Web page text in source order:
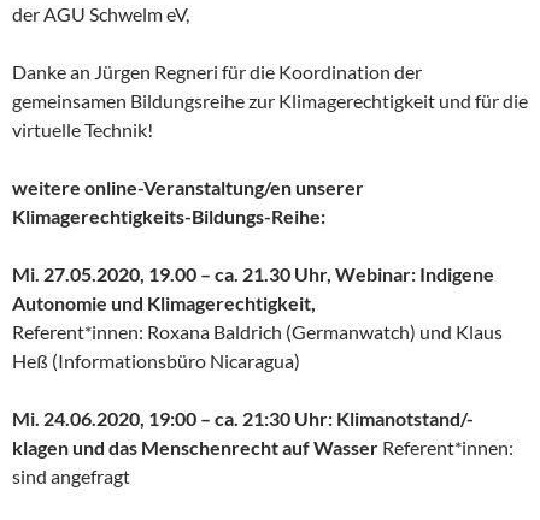
der AGU Schwelm eV,
Danke an Jürgen Regneri für die Koordination der
gemeinsamen Bildungsreihe zur Klimagerechtigkeit und für die
virtuelle Technik!
weitere online-Veranstaltung/en unserer
Klimagerechtigkeits-Bildungs-Reihe:
Mi. 27.05.2020, 19.00 – ca. 21.30 Uhr, Webinar: Indigene
Autonomie und Klimagerechtigkeit,
Referent*innen: Roxana Baldrich (Germanwatch) und Klaus
Heß (Informationsbüro Nicaragua)
Mi. 24.06.2020, 19:00 – ca. 21:30 Uhr: Klimanotstand/-
klagen und das Menschenrecht auf Wasser Referent*innen:
sind angefragt